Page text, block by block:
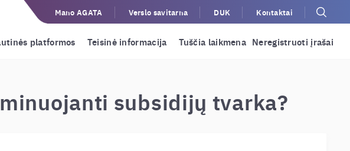
Mano AGATA Verslo savitarna DUK Kontaktai
platformos Teisinė informacija Tuščia laikmena Neregistruoti įrašai
subsidijų tvarka?